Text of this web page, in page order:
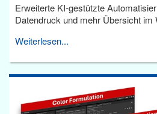
Erweiterte KI-gestützte
Datendruck und mehr Übersicht im
Weiterlesen...